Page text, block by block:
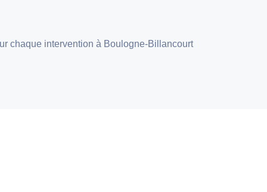
chaque intervention à Boulogne-Billancourt